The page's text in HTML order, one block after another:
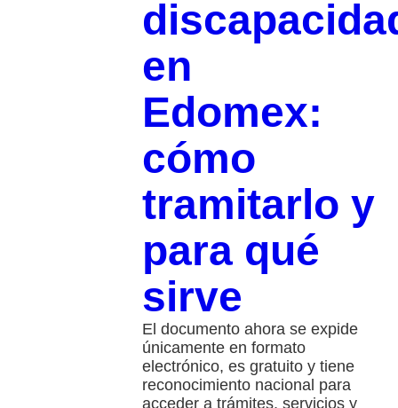
en
Edomex:
cómo
tramitarlo y
para qué
sirve
El documento ahora se expide
únicamente en formato
electrónico, es gratuito y tiene
reconocimiento nacional para
acceder a trámites, servicios y